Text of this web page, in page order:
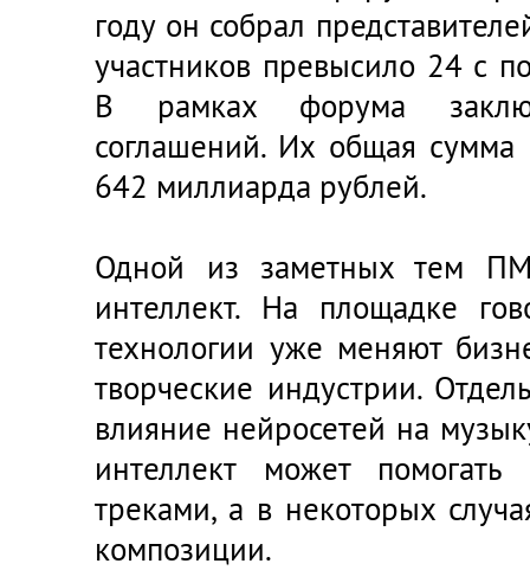
году он собрал
участников превысило 24 с
В рамках форума
соглашений. Их общая сумма
642 миллиарда рублей.
Одной из заметных тем
интеллект. На площадке
технологии уже меняют
творческие индустрии.
влияние нейросетей на
интеллект может
треками, а в некоторых
композиции.